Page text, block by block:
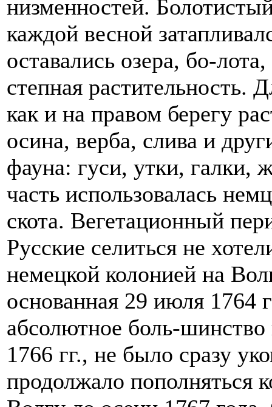
низменностей.
каждой весной
оставались озера, бо-
степная растительность.
как и на правом берегу
осина, верба, слива и
фауна: гуси, утки, галки,
часть использовалась
скота. Вегетационный
Русские селиться не
немецкой колонией на
основанная 29 июля 1764
абсолютное боль-
1766 гг., не было сразу
продолжало пополняться